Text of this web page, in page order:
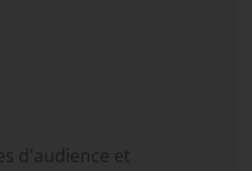
d'audience et